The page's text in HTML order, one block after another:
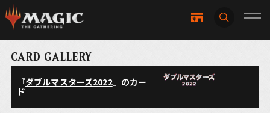
CARD GALLERY
『ダブルマスターズ2022』のカー
ド